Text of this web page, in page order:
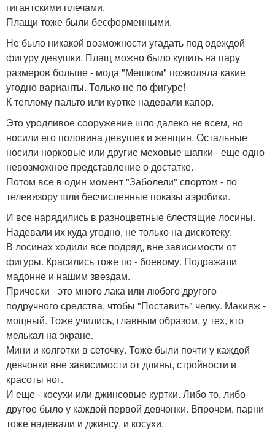
гигантскими плечами.
Плащи тоже были бесформенными.
Не было никакой возможности угадать под одеждой
фигуру девушки. Плащ можно было купить на пару
размеров больше - мода "Мешком" позволяла какие
угодно варианты. Только не по фигуре!
К теплому пальто или куртке надевали капор.
Это уродливое сооружение шло далеко не всем, но
носили его половина девушек и женщин. Остальные
носили норковые или другие меховые шапки - еще одно
невозможное представление о достатке.
Потом все в один момент "Заболели" спортом - по
телевизору шли бесчисленные показы аэробики.
И все нарядились в разноцветные блестящие лосины.
Надевали их куда угодно, не только на дискотеку.
В лосинах ходили все подряд, вне зависимости от
фигуры. Красились тоже по - боевому. Подражали
мадонне и нашим звездам.
Прически - это много лака или любого другого
подручного средства, чтобы "Поставить" челку. Макияж -
мощный. Тоже учились, главным образом, у тех, кто
мелькал на экране.
Мини и колготки в сеточку. Тоже были почти у каждой
девчонки вне зависимости от длины, стройности и
красоты ног.
И еще - косухи или джинсовые куртки. Либо то, либо
другое было у каждой первой девчонки. Впрочем, парни
тоже надевали и джинсу, и косухи.